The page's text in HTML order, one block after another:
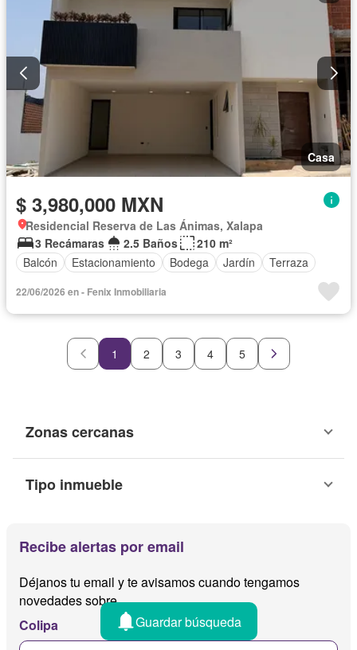
Casa
$ 3,980,000 MXN
Residencial Reserva de Las Ánimas, Xalapa
3 Recámaras
2.5 Baños
210 m²
Balcón
Estacionamiento Bodega Jardín Terraza
22/06/2026 en - Fenix Inmobiliaria
1 2 3 4 5
Zonas cercanas
Tipo inmueble
Recibe alertas por email
Déjanos tu email y te avisamos cuando tengamos
novedades sobre
Colipa
Guardar búsqueda